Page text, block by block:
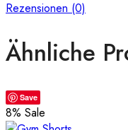
Rezensionen (0)
Ähnliche
Save
8% Sale